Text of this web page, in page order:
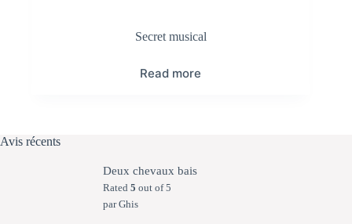
Secret musical
Read more
Avis récents
Deux chevaux bais
Rated 5 out of 5
par Ghis